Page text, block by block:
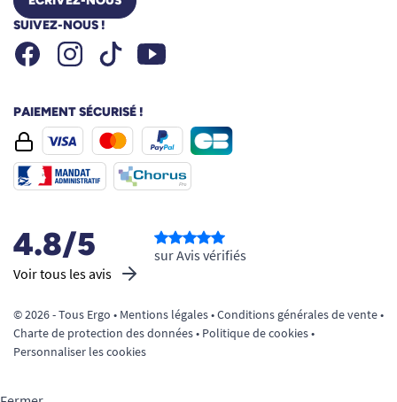
SUIVEZ-NOUS !
FacebookInstagramTiktok Youtube
PAIEMENT SÉCURISÉ !
4.8/5
Voir tous les avis
sur Avis vérifiés
© 2026 - Tous Ergo • Mentions légales•Conditions générales de vente•
Charte de protection des données• Politique de cookies•
Personnaliser les cookies